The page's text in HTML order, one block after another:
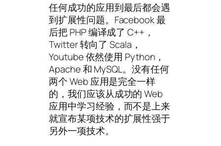
任何成功的应用到最后都会遇
到扩展性问题。Facebook 最
后把 PHP 编译成了 C++，
Twitter 转向了 Scala，
Youtube 依然使用 Python，
Apache 和 MySQL。没有任何
两个 Web 应用是完全一样
的，我们应该从成功的 Web
应用中学习经验，而不是上来
就宣布某项技术的扩展性强于
另外一项技术。